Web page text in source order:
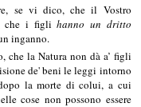
se vi dico, che il Vostro
che i figli hanno un dritto
inganno.
che la Natura non dà a’ figli
de' beni le leggi intorno
la morte di colui, a cui
cose non possono essere